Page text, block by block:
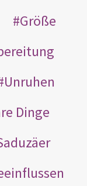
Größe
Unruhen
Dinge